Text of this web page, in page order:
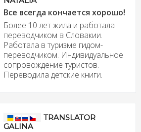
Все всегда кончается хорошо!
Более 10 лет жила и работала
переводчиком в Словакии.
Работала в туризме гидом-
переводчиком. Индивидуальное
сопровождение туристов.
Переводила детские книги.
TRANSLATOR
GALINA